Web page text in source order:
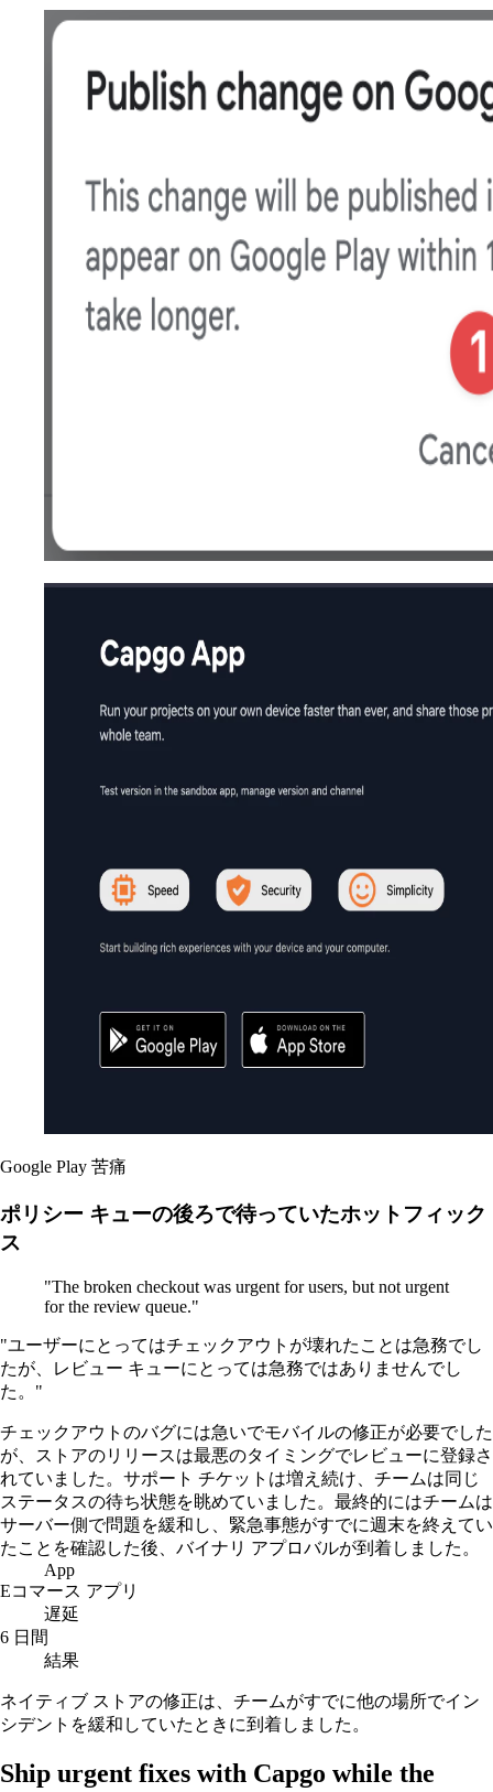
Google Play 苦痛
ポリシー キューの後ろで待っていたホットフィック
ス
"The broken checkout was urgent for users, but not urgent
for the review queue."
"ユーザーにとってはチェックアウトが壊れたことは急務でし
たが、レビュー キューにとっては急務ではありませんでし
た。"
チェックアウトのバグには急いでモバイルの修正が必要でした
が、ストアのリリースは最悪のタイミングでレビューに登録さ
れていました。サポート チケットは増え続け、チームは同じ
ステータスの待ち状態を眺めていました。最終的にはチームは
サーバー側で問題を緩和し、緊急事態がすでに週末を終えてい
たことを確認した後、バイナリ アプロバルが到着しました。
App
Eコマース アプリ
遅延
6 日間
結果
ネイティブ ストアの修正は、チームがすでに他の場所でイン
シデントを緩和していたときに到着しました。
Ship urgent fixes with Capgo while the